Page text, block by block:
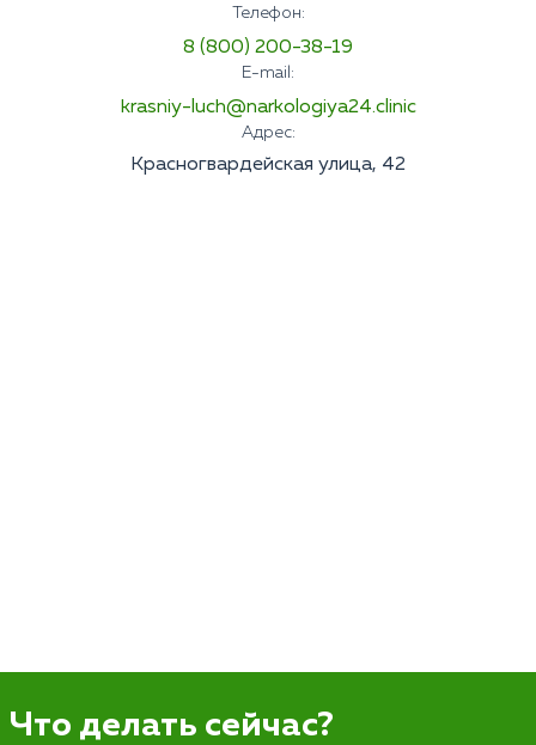
Телефон:
8 (800) 200-38-19
E-mail:
krasniy-luch@narkologiya24.clinic
Адрес:
Красногвардейская улица, 42
Что делать сейчас?